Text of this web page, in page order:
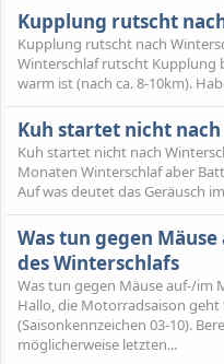
Kupplung rutscht
Kupplung rutscht nach
Winterschlaf rutscht Kupplung
warm ist (nach ca. 8-10km).
Kuh startet nicht
Kuh startet nicht nach
Monaten Winterschlaf aber
Auf was deutet das Geräusch
Was tun gegen
des Winterschlafs
Was tun gegen Mäuse auf-/im
Hallo, die Motorradsaison
(Saisonkennzeichen 03-10).
möglicherweise letzten...